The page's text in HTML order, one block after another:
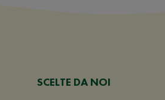
SCELTE DA NOI